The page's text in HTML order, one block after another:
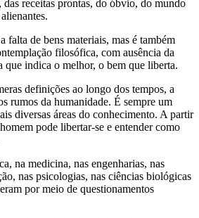
das receitas prontas, do óbvio, do mundo
falta de bens materiais, mas é também
filosófica, com ausência da
que indica o melhor, o bem que liberta.
definições ao longo dos tempos, a
rumos da humanidade. É sempre um
diversas áreas do conhecimento. A partir
pode libertar-se e entender como
na medicina, nas engenharias, nas
nas psicologias, nas ciências biológicas
por meio de questionamentos